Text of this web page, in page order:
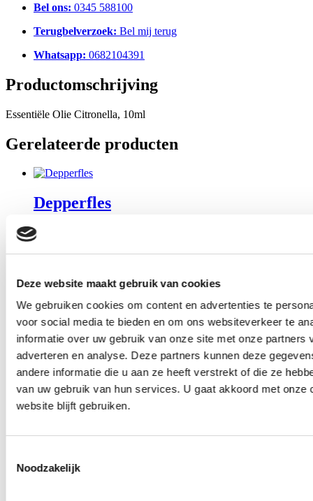
Deze website maakt gebruik van cookies
We gebruiken cookies om content en advertenties te
voor social media te bieden en om ons websiteverkeer te
informatie over uw gebruik van onze site met onze partners
adverteren en analyse. Deze partners kunnen deze
andere informatie die u aan ze heeft verstrekt of die ze
van uw gebruik van hun services. U gaat akkoord met onze
website blijft gebruiken.
Noodzakelijk
Bel ons: 0345 588100
Terugbelverzoek: Bel mij terug
Whatsapp: 0682104391
Productomschrijving
Essentiële Olie Citronella, 10ml
Gerelateerde producten
Depperfles
Log in of registreer om de prijzen te kunnen zien
Log in of registreer om de prijzen te kunnen zien
Pompje los voor 500ml. fles
Log in of registreer om de prijzen te kunnen zien